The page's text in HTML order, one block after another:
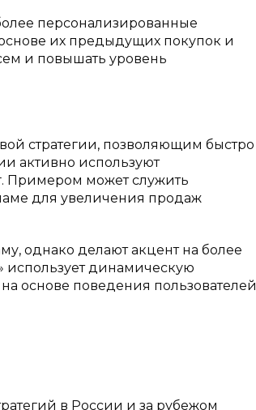
персонализированные
их предыдущих покупок и
и повышать уровень
стратегии, позволяющим быстро
активно используют
Примером может служить
для увеличения продаж
однако делают акцент на более
использует динамическую
основе поведения пользователей
в России и за рубежом